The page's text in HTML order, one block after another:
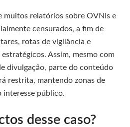
muitos relatórios sobre OVNIs e
censurados, a fim de
rotas de vigilância e
Assim, mesmo com
divulgação, parte do conteúdo
restrita, mantendo zonas de
interesse público.
desse caso?